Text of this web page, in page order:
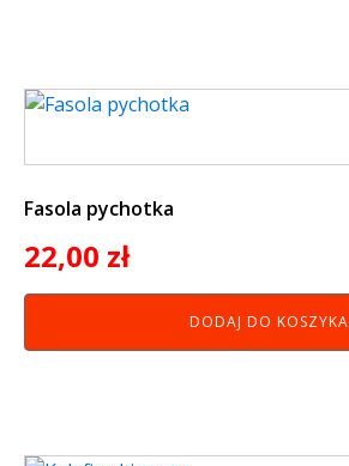
Fasola pychotka
22,00 zł
DODAJ DO KOSZYKA